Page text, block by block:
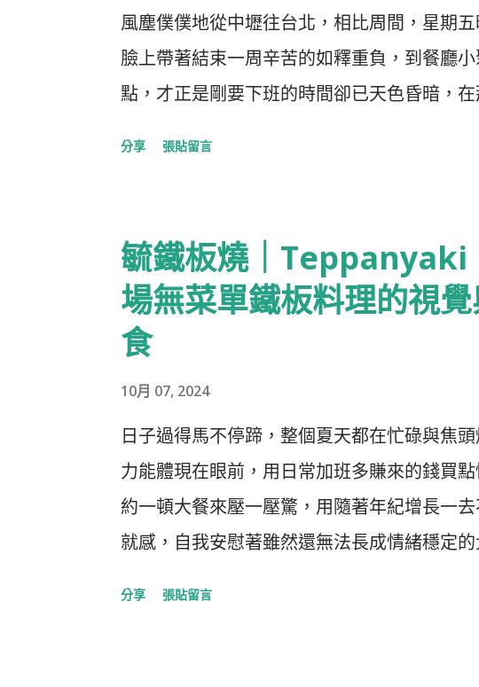
風塵僕僕地從中壢往台北，相比周間，星期
臉上帶著結束一周辛苦的如釋重負，到餐廳
點，才正是剛要下班的時間卻已天色昏暗，
刻太多，多到讓人不夠時間把生活過成詩，
Bottless ｜主打「Wine On Tap」的高顏值
在慶城街上的非瓶Bottless是間高顏值餐酒
Lunetta葡萄酒商一同打造，主打無國界異國
緩解，或在紀念日裡來頓浪漫饗宴，讓感情
餐廳吃頓好的」的習慣成為普世的價值觀，
雨後春筍般一間間開，而非瓶Bottless一如
酒的「On Tap」應用在葡萄酒上，意指「裝
常見的瓶裝葡萄酒改以混合氣體加壓保存於
使用可回收材質亦可減少瓶子、軟木塞的浪
分享 張貼留言
毓鐵板燒｜Teppanyaki
場無菜單鐵板料理的視
食
10月 07, 2024
日子過得馬不停蹄，整個夏天都在忙碌與焦
力能體現在眼前，用日常加班多賺來的錢買
約一頓大餐來壓一壓驚，用隨著年紀增長一
就感，自我安慰著雖然還無法長成情緒穩定
分享 張貼留言